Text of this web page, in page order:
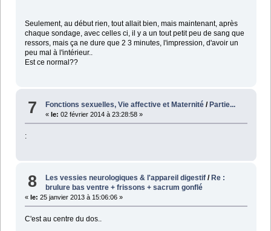
Seulement, au début rien, tout allait bien, mais maintenant, après
chaque sondage, avec celles ci, il y a un tout petit peu de sang que
ressors, mais ça ne dure que 2 3 minutes, l'impression, d'avoir un
peu mal à l'intérieur..
Est ce normal??
7 Fonctions sexuelles, Vie affective et Maternité /Partie...
«le: 02 février 2014 à 23:28:58 »
:
8 Les vessies neurologiques & l'appareil digestif / Re :
brulure bas ventre + frissons + sacrum gonflé
« le: 25 janvier 2013 à 15:06:06 »
C'est au centre du dos..